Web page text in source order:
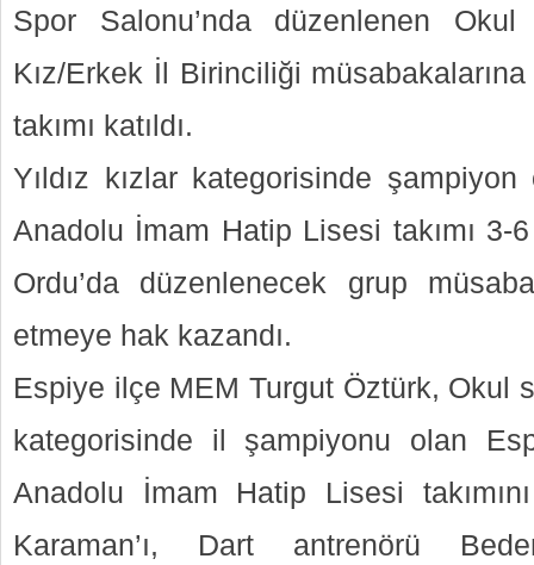
Spor Salonu’nda düzenlenen Okul
Kız/Erkek İl Birinciliği
takımı katıldı.
Yıldız kızlar kategorisinde
Anadolu İmam Hatip Lisesi takımı 3-
Ordu’da düzenlenecek grup
etmeye hak kazandı.
Espiye ilçe MEM Turgut Öztürk, Okul
kategorisinde il şampiyonu olan
Anadolu İmam Hatip Lisesi
Karaman’ı, Dart antrenörü